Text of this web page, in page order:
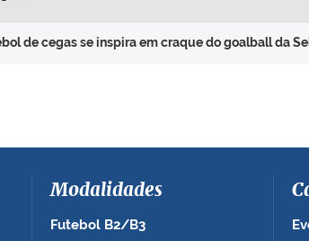
de cegas se inspira em craque do goalball da
Modalidades
Futebol B2/B3